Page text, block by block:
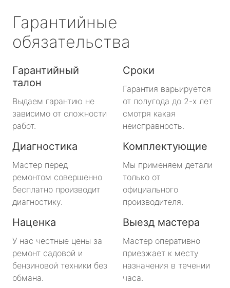
Гарантийные
обязательства
Гарантийный
талон
Выдаем гарантию не
зависимо от сложности
работ.
Сроки
Гарантия варьируется
от полугода до 2-х лет
смотря какая
неисправность.
Диагностика
Мастер перед
ремонтом совершенно
бесплатно производит
диагностику.
Комплектующие
Мы применяем детали
только от
официального
производителя.
Наценка
У нас честные цены за
ремонт садовой и
бензиновой техники без
обмана.
Выезд мастера
Мастер оперативно
приезжает к месту
назначения в течении
часа.